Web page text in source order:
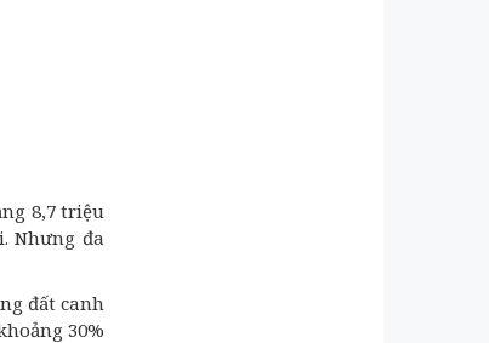
8,7 triệu
Nhưng đa
đất canh
30%